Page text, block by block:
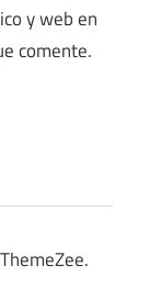
y web en
comente.